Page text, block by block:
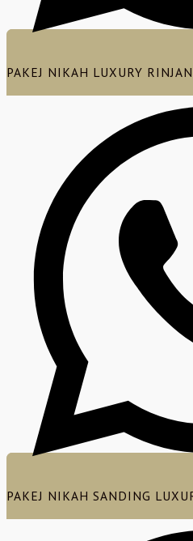
PAKEJ NIKAH LUXURY
PAKEJ NIKAH SANDING